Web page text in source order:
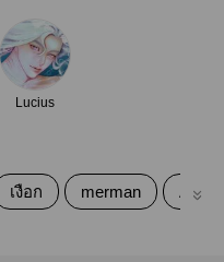
Lucius
เงือก merman